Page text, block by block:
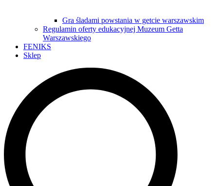
Gra śladami powstania w getcie warszawskim
Regulamin oferty edukacyjnej Muzeum Getta
Warszawskiego
FENIKS
Sklep